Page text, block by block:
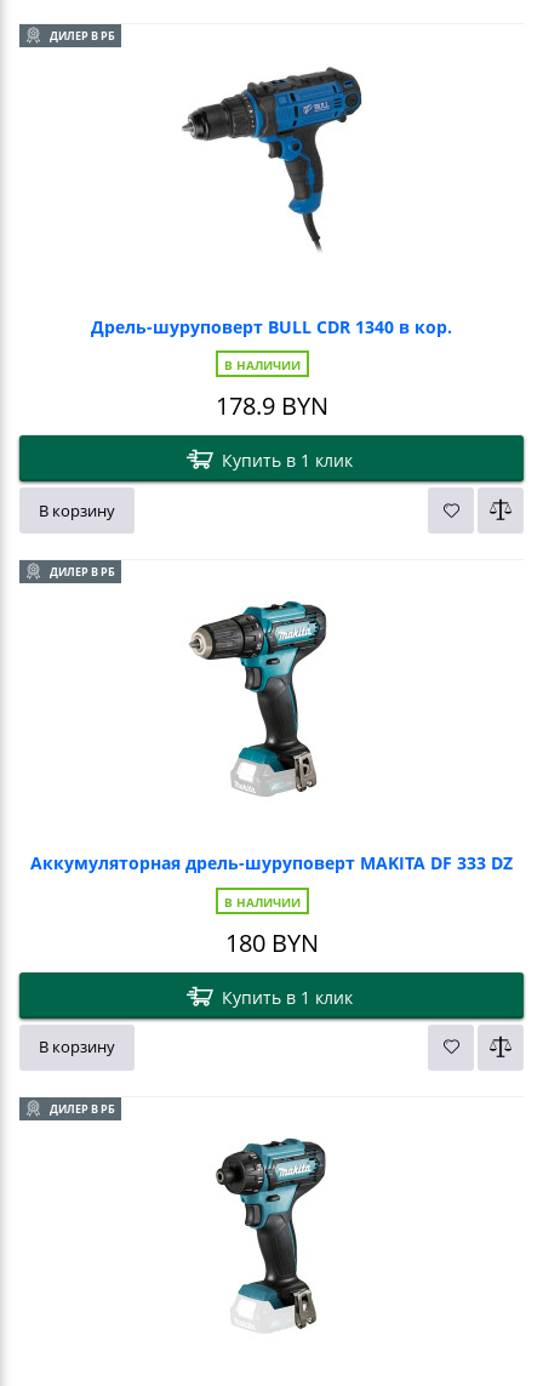
ДИЛЕР В РБ
Дрель-шуруповерт BULL CDR 1340 в кор.
В НАЛИЧИИ
178.9BYN
Купить в 1 клик
В корзину
ДИЛЕР В РБ
Аккумуляторная дрель-шуруповерт MAKITA DF 333 DZ
В НАЛИЧИИ
180BYN
Купить в 1 клик
В корзину
ДИЛЕР В РБ